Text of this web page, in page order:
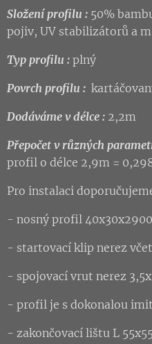
Složení profilu : 50%
pojiv, UV stabilizátorů a
Typ profilu : plný
Povrch profilu :
Dodáváme v délce : 2,2m
Přepočet v různých
profil o délce 2,9m =
Pro instalaci
- nosný profil
- startovací klip nerez
- spojovací vrut nerez
- profil je s dokonalou
- zakončovací lištu L